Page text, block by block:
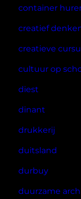
container
creatief
creatieve
cultuur op
diest
dinant
drukkerij
duitsland
durbuy
duurzame